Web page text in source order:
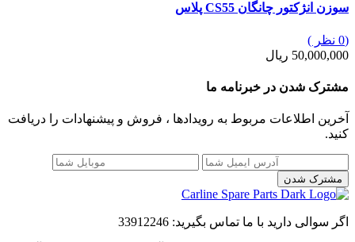
سوزن انژکتور چانگان CS55 پلاس
(0 نظر )
50,000,000 ریال
مشترک شدن در خبرنامه ما
آخرین اطلاعات مربوط به رویدادها ، فروش و پیشنهادات را دریافت
کنید.
مشترک شدن
اگر سوالی دارید با ما تماس بگیرید: 33912246